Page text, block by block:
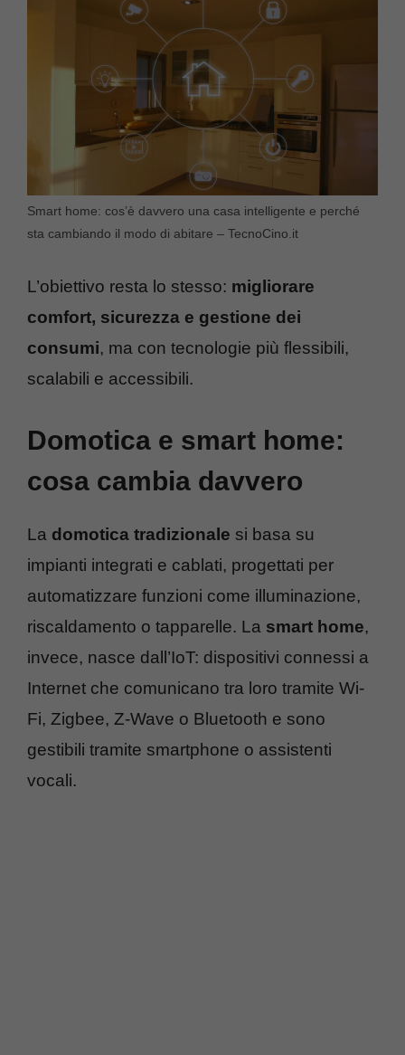
Smart home: cos’è davvero una casa intelligente e perché
sta cambiando il modo di abitare – TecnoCino.it
L’obiettivo resta lo stesso: migliorare
comfort, sicurezza e gestione dei
consumi, ma con tecnologie più flessibili,
scalabili e accessibili.
Domotica e smart home:
cosa cambia davvero
La domotica tradizionale si basa su
impianti integrati e cablati, progettati per
automatizzare funzioni come illuminazione,
riscaldamento o tapparelle. La smart home,
invece, nasce dall’IoT: dispositivi connessi a
Internet che comunicano tra loro tramite Wi-
Fi, Zigbee, Z-Wave o Bluetooth e sono
gestibili tramite smartphone o assistenti
vocali.